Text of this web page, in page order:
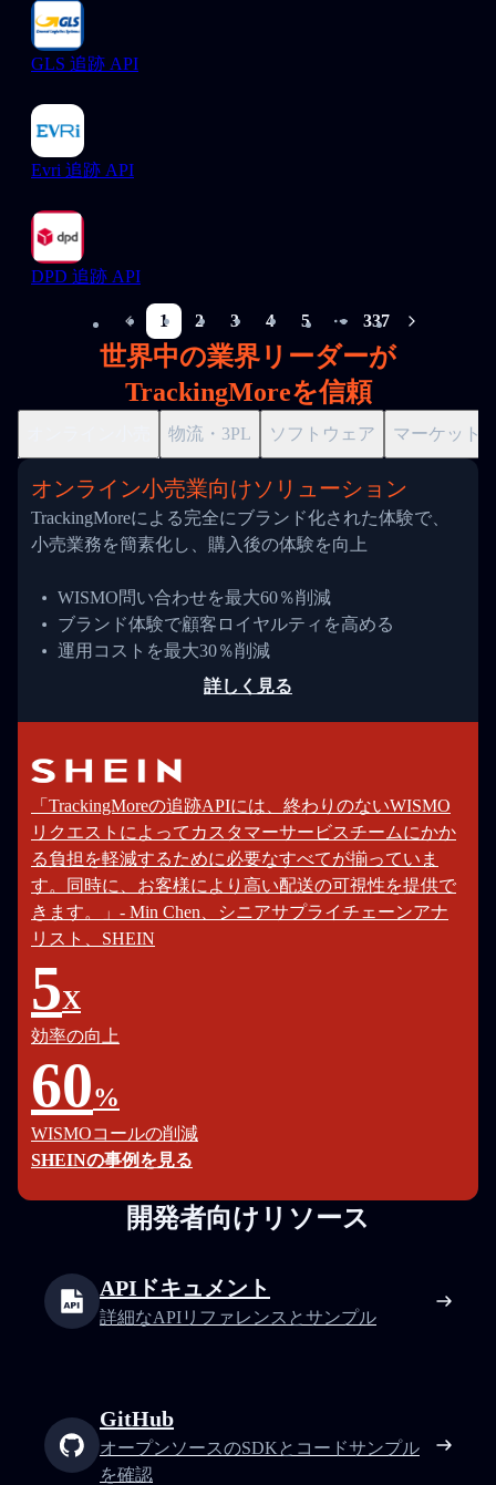
GLS 追跡 API
Evri 追跡 API
DPD 追跡 API
1 2 3 4 5
More pages
337
世界中の業界リーダーが
TrackingMoreを信頼
物流・3PL ソフトウェア マーケット
オンライン小売業向けソリューション
TrackingMoreによる完全にブランド化された体験で、
小売業務を簡素化し、購入後の体験を向上
WISMO問い合わせを最大60％削減
ブランド体験で顧客ロイヤルティを高める
運用コストを最大30％削減
詳しく見る
「TrackingMoreの追跡APIには、終わりのないWISMO
リクエストによってカスタマーサービスチームにかか
る負担を軽減するために必要なすべてが揃っていま
す。同時に、お客様により高い配送の可視性を提供で
きます。」- Min Chen、シニアサプライチェーンアナ
リスト、SHEIN
5X
効率の向上
60%
WISMOコールの削減
SHEINの事例を見る
開発者向けリソース
APIドキュメント
詳細なAPIリファレンスとサンプル
GitHub
オープンソースのSDKとコードサンプル
を確認